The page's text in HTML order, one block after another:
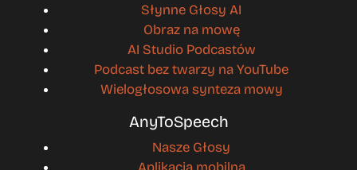
Słynne Głosy AI
Obraz na mowę
AI Studio Podcastów
Podcast bez twarzy na YouTube
Wielogłosowa synteza mowy
AnyToSpeech
Nasze Głosy